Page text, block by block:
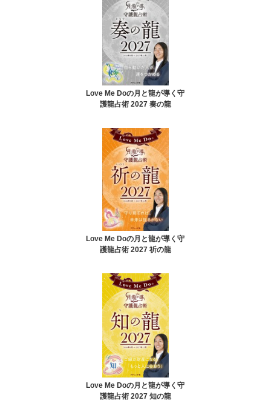
Love Me Doの月と龍が導く守
護龍占術 2027 奏の龍
Love Me Doの月と龍が導く守
護龍占術 2027 祈の龍
Love Me Doの月と龍が導く守
護龍占術 2027 知の龍